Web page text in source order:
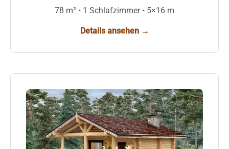
78 m² • 1 Schlafzimmer • 5×16 m
Details ansehen →